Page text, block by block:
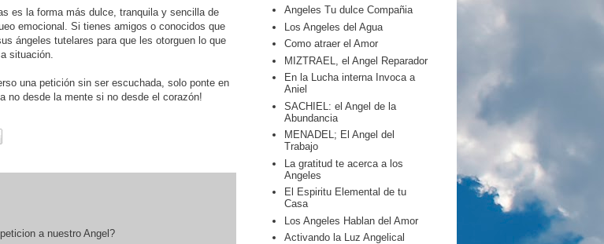
es la forma más dulce, tranquila y sencilla de
emocional. Si tienes amigos o conocidos que
ángeles tutelares para que les otorguen lo que
situación.
una petición sin ser escuchada, solo ponte en
no desde la mente si no desde el corazón!
a nuestro Angel?
Angeles Tu dulce Compañia
Los Angeles del Agua
Como atraer el Amor
MIZTRAEL, el Angel Reparador
En la Lucha interna Invoca a
Aniel
SACHIEL: el Angel de la
Abundancia
MENADEL; El Angel del
Trabajo
La gratitud te acerca a los
Angeles
El Espiritu Elemental de tu
Casa
Los Angeles Hablan del Amor
Activando la Luz Angelical